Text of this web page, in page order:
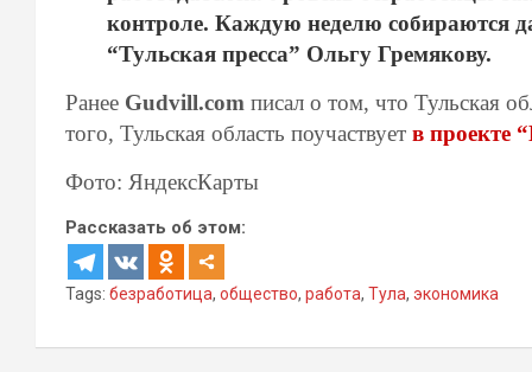
контроле. Каждую неделю собираются
“Тульская пресса” Ольгу Гремякову.
Ранее Gudvill.com писал о том, что Тульская
того, Тульская область поучаствует в проекте
Фото: ЯндексКарты
Рассказать об этом:
Tags: безработица, общество, работа, Тула, экономика